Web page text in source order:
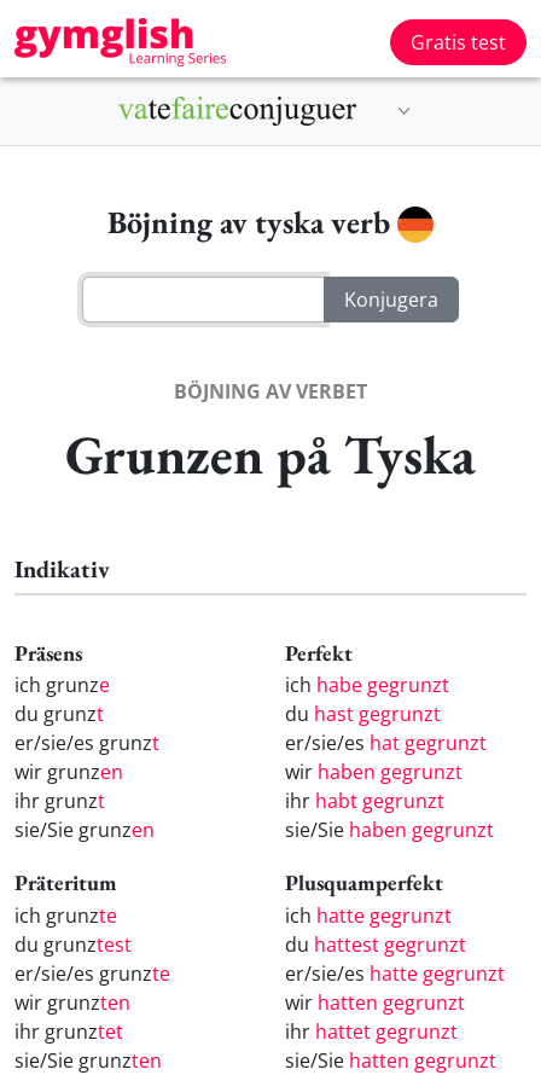
Gratis test
Böjning av tyska verb
BÖJNING AV VERBET
Grunzen på Tyska
Indikativ
Präsens
ich grunze
du grunzt
er/sie/es grunzt
wir grunzen
ihr grunzt
sie/Sie grunzen
Perfekt
ich habe gegrunzt
du hast gegrunzt
er/sie/es hat gegrunzt
wir haben gegrunzt
ihr habt gegrunzt
sie/Sie haben gegrunzt
Präteritum
ich grunzte
du grunztest
er/sie/es grunzte
wir grunzten
ihr grunztet
sie/Sie grunzten
Plusquamperfekt
ich hatte gegrunzt
du hattest gegrunzt
er/sie/es hatte gegrunzt
wir hatten gegrunzt
ihr hattet gegrunzt
sie/Sie hatten gegrunzt